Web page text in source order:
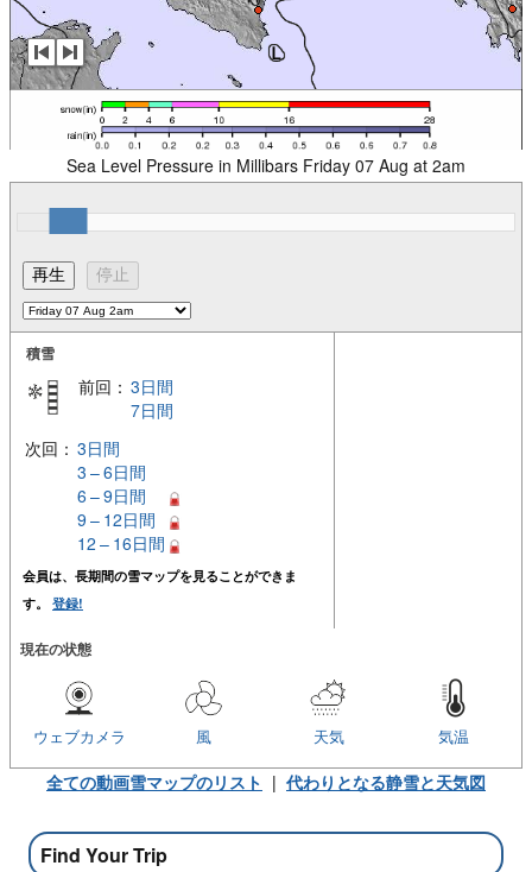
Sea Level Pressure in Millibars Friday 07 Aug at 2am
積雪
前回： 3日間
7日間
次回： 3日間
3 – 6日間
6 – 9日間
9 – 12日間
12 – 16日間
会員は、長期間の雪マップを見ることができま
す。 登録!
現在の状態
気温
天気
風
ウェブカメラ
全ての動画雪マップのリスト | 代わりとなる静雪と天気図
Find Your Trip